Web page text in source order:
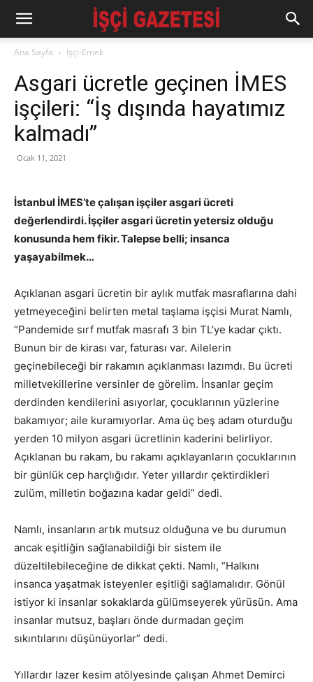
Ana Sayfa İşçi-Emek
Asgari ücretle geçinen İMES
işçileri: “İş dışında hayatımız
kalmadı”
Ocak 11, 2021
İstanbul İMES’te çalışan işçiler asgari ücreti
değerlendirdi. İşçiler asgari ücretin yetersiz olduğu
konusunda hem fikir. Talepse belli; insanca
yaşayabilmek…
Açıklanan asgari ücretin bir aylık mutfak masraflarına dahi
yetmeyeceğini belirten metal taşlama işçisi Murat Namlı,
“Pandemide sırf mutfak masrafı 3 bin TL’ye kadar çıktı.
Bunun bir de kirası var, faturası var. Ailelerin
geçinebileceği bir rakamın açıklanması lazımdı. Bu ücreti
milletvekillerine versinler de görelim. İnsanlar geçim
derdinden kendilerini asıyorlar, çocuklarının yüzlerine
bakamıyor; aile kuramıyorlar. Ama üç beş adam oturduğu
yerden 10 milyon asgari ücretlinin kaderini belirliyor.
Açıklanan bu rakam, bu rakamı açıklayanların çocuklarının
bir günlük cep harçlığıdır. Yeter yıllardır çektirdikleri
zulüm, milletin boğazına kadar geldi” dedi.
Namlı, insanların artık mutsuz olduğuna ve bu durumun
ancak eşitliğin sağlanabildiği bir sistem ile
düzeltilebileceğine de dikkat çekti. Namlı, “Halkını
insanca yaşatmak isteyenler eşitliği sağlamalıdır. Gönül
istiyor ki insanlar sokaklarda gülümseyerek yürüsün. Ama
insanlar mutsuz, başları önde durmadan geçim
sıkıntılarını düşünüyorlar” dedi.
Yıllardır lazer kesim atölyesinde çalışan Ahmet Demirci